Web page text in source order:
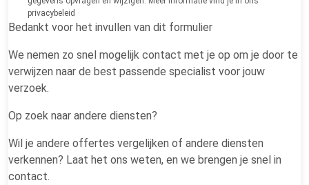
privacybeleid
Bedankt voor het invullen van dit formulier
We nemen zo snel mogelijk contact met je op om je door te
verwijzen naar de best passende specialist voor jouw
verzoek.
Op zoek naar andere diensten?
Wil je andere offertes vergelijken of andere diensten
verkennen? Laat het ons weten, en we brengen je snel in
contact.